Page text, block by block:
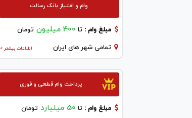
وام و امتیاز بانک رسالت
مبلغ وام : تا 400 میلیون تومان
اطلاعات بیشتر > تمامی شهر های ایران
پرداخت وام قطعی و فوری
مبلغ وام : تا 50 میلیارد تومان